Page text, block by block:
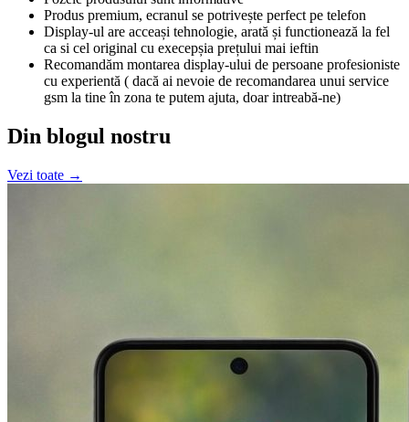
Produs premium, ecranul se potrivește perfect pe telefon
Display-ul are acceași tehnologie, arată și functionează la fel
ca si cel original cu execepșia prețului mai ieftin
Recomandăm montarea display-ului de persoane profesioniste
cu experientă ( dacă ai nevoie de recomandarea unui service
gsm la tine în zona te putem ajuta, doar intreabă-ne)
Din blogul nostru
Vezi toate →